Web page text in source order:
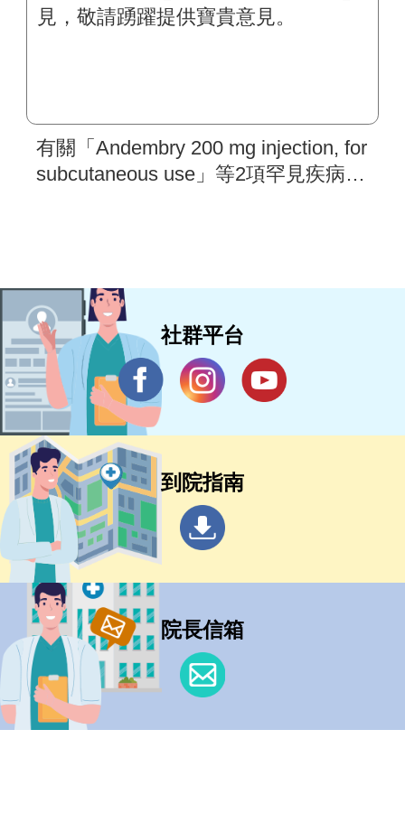
有關「Andembry 200 mg injection, for
subcutaneous use」等2項罕見疾病藥
社群平台
到院指南
院長信箱